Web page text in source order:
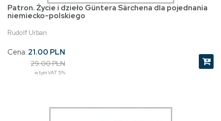
Patron. Życie i dzieło Güntera Särchena dla pojednania
niemiecko-polskiego
Rudolf Urban
Cena: 21.00 PLN
29.00 PLN
w tym VAT 5%